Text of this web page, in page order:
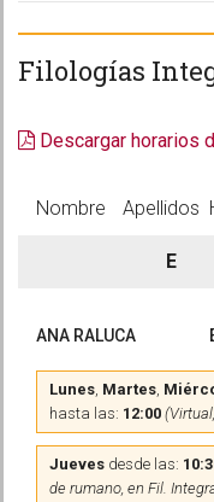
Filologías
Descargar horarios
Nombre Apellidos
E
ANA RALUCA
Lunes, Martes,
hasta las: 12:00
Jueves desde las:
de rumano, en Fil.